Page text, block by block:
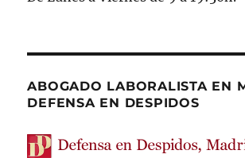
ABOGADO LABORALISTA EN
DEFENSA EN DESPIDOS